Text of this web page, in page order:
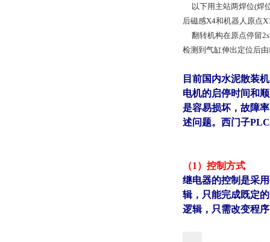
以下用主站两焊位(焊
后磁感X4和机器人原点
翻转机构在原点停留2s
检测到气缸伸出定位后
目前国内水泥散装
电机的启停时间和
是容易损坏，故障
述问题。西门子
（1）控制方式
继电器的控制是采
辑，只能完成既定
逻辑，只需改变程